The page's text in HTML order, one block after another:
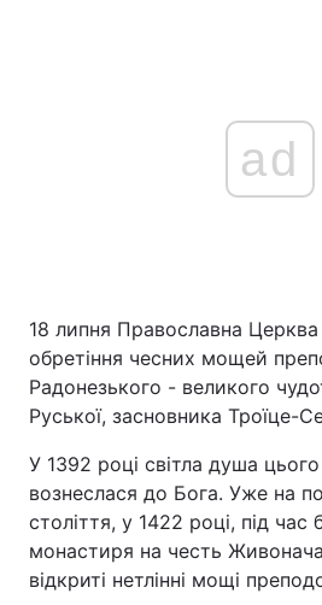
ad
18 липня Православна Церква
обретіння чесних мощей
Радонезького - великого
Руської, засновника Троїце-
У 1392 році світла душа
вознеслася до Бога. Уже на
століття, у 1422 році, під час
монастиря на честь
відкриті нетлінні мощі